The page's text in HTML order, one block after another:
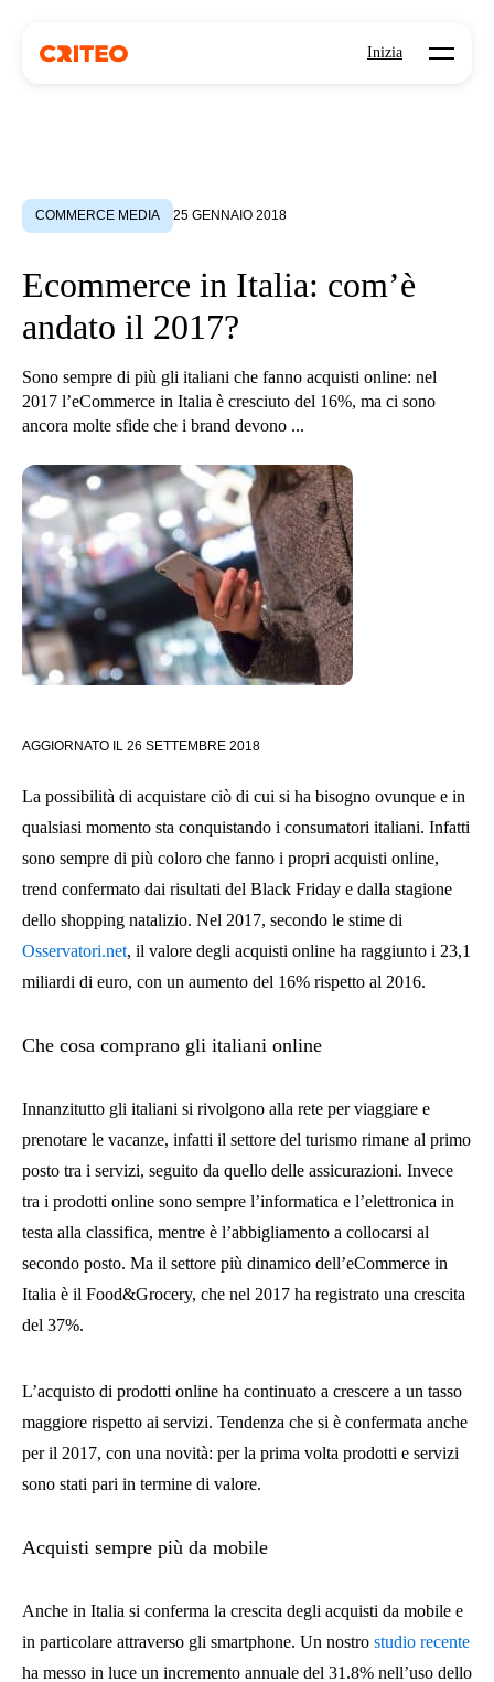
Inizia Open
COMMERCE MEDIA 25 GENNAIO 2018
Ecommerce in Italia: com’è
andato il 2017?
Sono sempre di più gli italiani che fanno acquisti online: nel
2017 l’eCommerce in Italia è cresciuto del 16%, ma ci sono
ancora molte sfide che i brand devono ...
AGGIORNATO IL 26 SETTEMBRE 2018
La possibilità di acquistare ciò di cui si ha bisogno ovunque e in
qualsiasi momento sta conquistando i consumatori italiani. Infatti
sono sempre di più coloro che fanno i propri acquisti online,
trend confermato dai risultati del Black Friday e dalla stagione
dello shopping natalizio. Nel 2017, secondo le stime di
Osservatori.net, il valore degli acquisti online ha raggiunto i 23,1
miliardi di euro, con un aumento del 16% rispetto al 2016.
Che cosa comprano gli italiani online
Innanzitutto gli italiani si rivolgono alla rete per viaggiare e
prenotare le vacanze, infatti il settore del turismo rimane al primo
posto tra i servizi, seguito da quello delle assicurazioni. Invece
tra i prodotti online sono sempre l’informatica e l’elettronica in
testa alla classifica, mentre è l’abbigliamento a collocarsi al
secondo posto. Ma il settore più dinamico dell’eCommerce in
Italia è il Food&Grocery, che nel 2017 ha registrato una crescita
del 37%.
L’acquisto di prodotti online ha continuato a crescere a un tasso
maggiore rispetto ai servizi. Tendenza che si è confermata anche
per il 2017, con una novità: per la prima volta prodotti e servizi
sono stati pari in termine di valore.
Acquisti sempre più da mobile
Anche in Italia si conferma la crescita degli acquisti da mobile e
in particolare attraverso gli smartphone. Un nostro studio recente
ha messo in luce un incremento annuale del 31.8% nell’uso dello